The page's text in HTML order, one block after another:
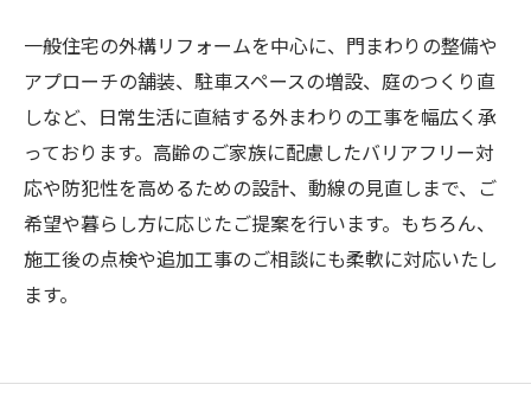
一般住宅の外構リフォームを中心に、門まわりの整備や
アプローチの舗装、駐車スペースの増設、庭のつくり直
しなど、日常生活に直結する外まわりの工事を幅広く承
っております。高齢のご家族に配慮したバリアフリー対
応や防犯性を高めるための設計、動線の見直しまで、ご
希望や暮らし方に応じたご提案を行います。もちろん、
施工後の点検や追加工事のご相談にも柔軟に対応いたし
ます。